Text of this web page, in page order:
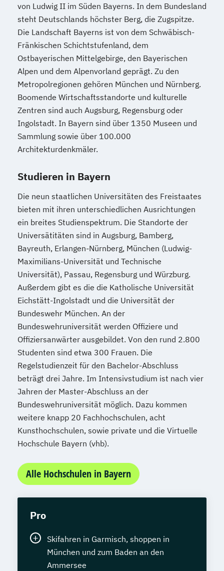
von Ludwig II im Süden Bayerns. In dem Bundesland
steht Deutschlands höchster Berg, die Zugspitze.
Die Landschaft Bayerns ist von dem Schwäbisch-
Fränkischen Schichtstufenland, dem
Ostbayerischen Mittelgebirge, den Bayerischen
Alpen und dem Alpenvorland geprägt. Zu den
Metropolregionen gehören München und Nürnberg.
Boomende Wirtschaftsstandorte und kulturelle
Zentren sind auch Augsburg, Regensburg oder
Ingolstadt. In Bayern sind über 1350 Museen und
Sammlung sowie über 100.000
Architekturdenkmäler.
Studieren in Bayern
Die neun staatlichen Universitäten des Freistaates
bieten mit ihren unterschiedlichen Ausrichtungen
ein breites Studienspektrum. Die Standorte der
Universätitäten sind in Augsburg, Bamberg,
Bayreuth, Erlangen-Nürnberg, München (Ludwig-
Maximilians-Universität und Technische
Universität), Passau, Regensburg und Würzburg.
Außerdem gibt es die die Katholische Universität
Eichstätt-Ingolstadt und die Universität der
Bundeswehr München. An der
Bundeswehruniversität werden Offiziere und
Offiziersanwärter ausgebildet. Von den rund 2.800
Studenten sind etwa 300 Frauen. Die
Regelstudienzeit für den Bachelor-Abschluss
beträgt drei Jahre. Im Intensivstudium ist nach vier
Jahren der Master-Abschluss an der
Bundeswehruniversität möglich. Dazu kommen
weitere knapp 20 Fachhochschulen, acht
Kunsthochschulen, sowie private und die Virtuelle
Hochschule Bayern (vhb).
Alle Hochschulen in Bayern
Pro
Skifahren in Garmisch, shoppen in
München und zum Baden an den
Ammersee